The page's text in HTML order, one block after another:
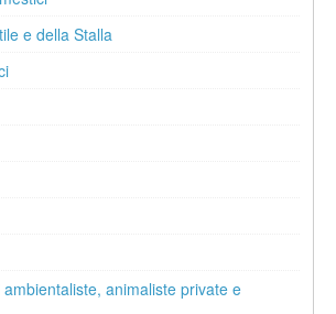
e della Stalla
animaliste private e